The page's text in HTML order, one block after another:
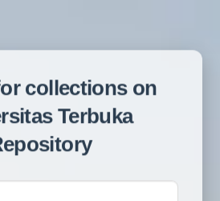
collections on
Terbuka